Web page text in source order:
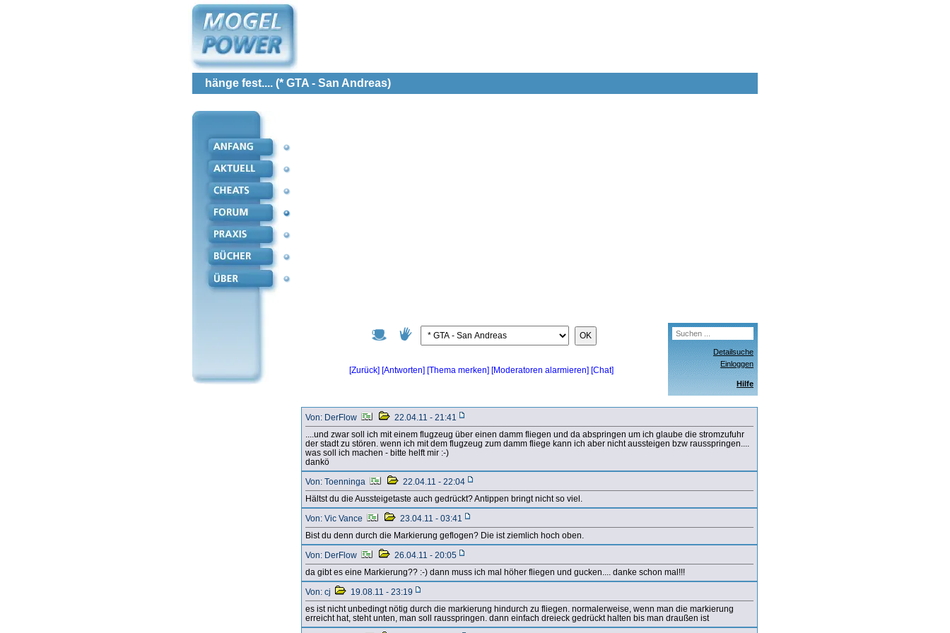
hänge fest.... (* GTA - San Andreas)
OK
[Zurück] [Antworten] [Thema merken] [Moderatoren alarmieren] [Chat]
Detailsuche
Einloggen
Hilfe
Von: DerFlow
22.04.11 - 21:41
....und zwar soll ich mit einem flugzeug über einen damm fliegen und da abspringen um ich glaube die stromzufuhr
der stadt zu stören. wenn ich mit dem flugzeug zum damm fliege kann ich aber nicht aussteigen bzw rausspringen....
was soll ich machen - bitte helft mir :-)
dankö
Von: Toenninga
22.04.11 - 22:04
Hältst du die Aussteigetaste auch gedrückt? Antippen bringt nicht so viel.
Von: Vic Vance
23.04.11 - 03:41
Bist du denn durch die Markierung geflogen? Die ist ziemlich hoch oben.
Von: DerFlow
26.04.11 - 20:05
da gibt es eine Markierung?? :-) dann muss ich mal höher fliegen und gucken.... danke schon mal!!!
Von: cj
19.08.11 - 23:19
es ist nicht unbedingt nötig durch die markierung hindurch zu fliegen. normalerweise, wenn man die markierung
erreicht hat, steht unten, man soll rausspringen. dann einfach dreieck gedrückt halten bis man draußen ist